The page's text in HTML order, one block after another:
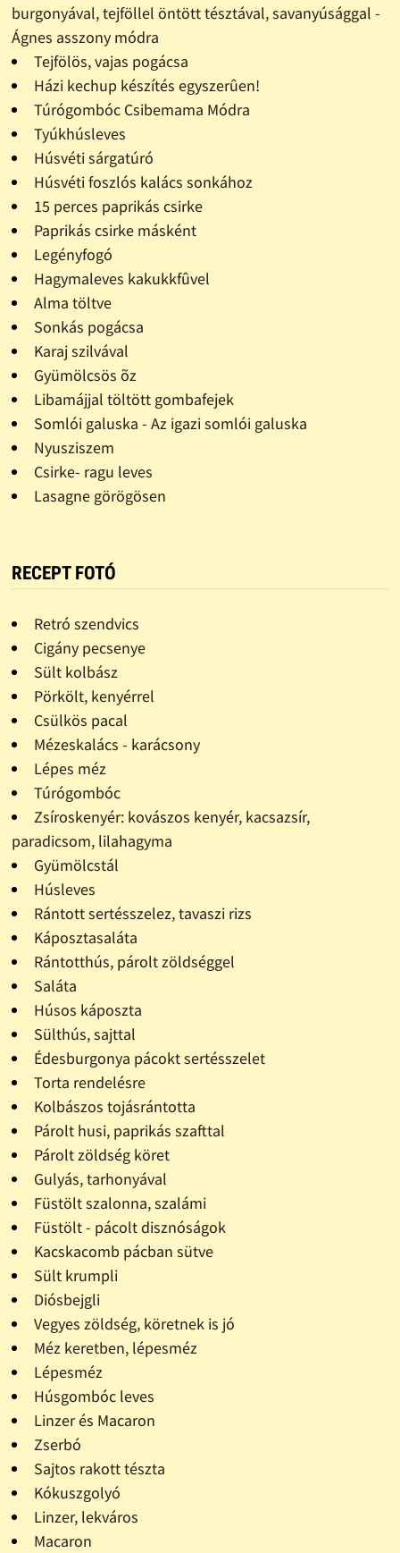
burgonyával, tejföllel öntött tésztával, savanyúsággal -
Ágnes asszony módra
Tejfölös, vajas pogácsa
Házi kechup készítés egyszerûen!
Túrógombóc Csibemama Módra
Tyúkhúsleves
Húsvéti sárgatúró
Húsvéti foszlós kalács sonkához
15 perces paprikás csirke
Paprikás csirke másként
Legényfogó
Hagymaleves kakukkfûvel
Alma töltve
Sonkás pogácsa
Karaj szilvával
Gyümölcsös õz
Libamájjal töltött gombafejek
Somlói galuska - Az igazi somlói galuska
Nyusziszem
Csirke- ragu leves
Lasagne görögösen
RECEPT FOTÓ
Retró szendvics
Cigány pecsenye
Sült kolbász
Pörkölt, kenyérrel
Csülkös pacal
Mézeskalács - karácsony
Lépes méz
Túrógombóc
Zsíroskenyér: kovászos kenyér, kacsazsír,
paradicsom, lilahagyma
Gyümölcstál
Húsleves
Rántott sertésszelez, tavaszi rizs
Káposztasaláta
Rántotthús, párolt zöldséggel
Saláta
Húsos káposzta
Sülthús, sajttal
Édesburgonya pácokt sertésszelet
Torta rendelésre
Kolbászos tojásrántotta
Párolt husi, paprikás szafttal
Párolt zöldség köret
Gulyás, tarhonyával
Füstölt szalonna, szalámi
Füstölt - pácolt disznóságok
Kacskacomb pácban sütve
Sült krumpli
Diósbejgli
Vegyes zöldség, köretnek is jó
Méz keretben, lépesméz
Lépesméz
Húsgombóc leves
Linzer és Macaron
Zserbó
Sajtos rakott tészta
Kókuszgolyó
Linzer, lekváros
Macaron